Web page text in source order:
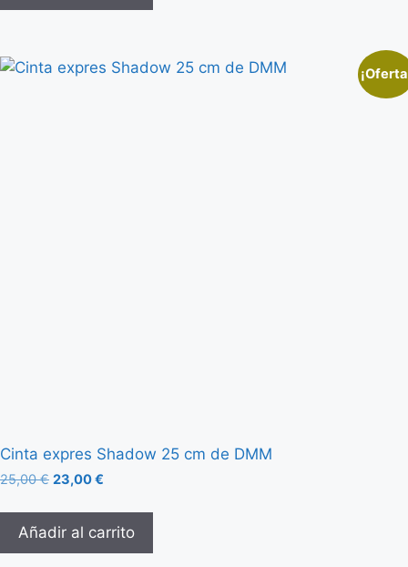
Cinta expres Shadow 25 cm de DMM
25,00€ 23,00€
Añadir al carrito